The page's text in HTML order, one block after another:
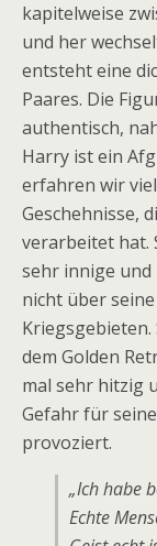
kapitelweise
und her
entsteht eine
Paares. Die
authentisch,
Harry ist ein
erfahren wir
Geschehnisse,
verarbeitet hat.
sehr innige
nicht über
dem Golden
mal sehr hitzig
Gefahr für
provoziert.
„Ich habe
Echte